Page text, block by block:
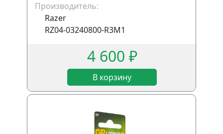
Производитель:
Razer
RZ04-03240800-R3M1
4 600 ₽
В корзину